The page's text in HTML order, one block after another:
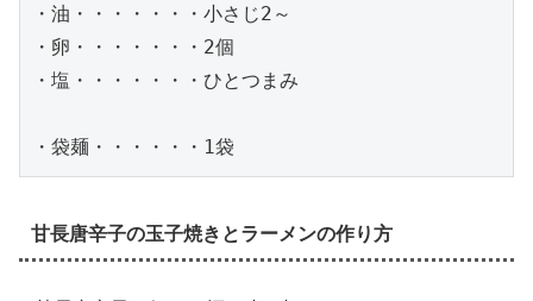
・油・・・・・・・小さじ2～
・卵・・・・・・・2個
・塩・・・・・・・ひとつまみ
・袋麺・・・・・・1袋
甘長唐辛子の玉子焼きとラーメンの作り方